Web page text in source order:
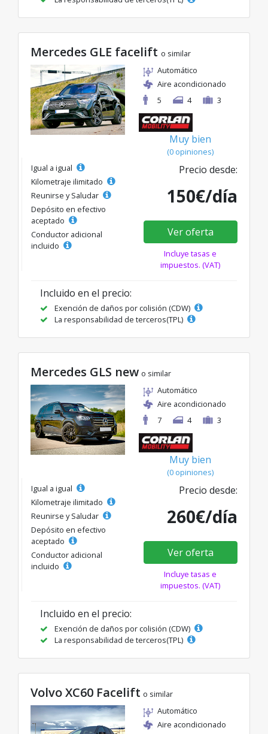
Mercedes GLE facelift o similar
Automático
Aire acondicionado
5
4 3
Muy bien
(0 opiniones)
Igual a igual
Kilometraje ilimitado
Reunirse y Saludar
Depósito en efectivo
aceptado
Conductor adicional
incluido
Precio desde:
150€/día
Ver oferta
Incluye tasas e
impuestos. (VAT)
Incluido en el precio:
Exención de daños por colisión (CDW)
La responsabilidad de terceros(TPL)
Mercedes GLS new o similar
Automático
Aire acondicionado
7
4 3
Muy bien
(0 opiniones)
Igual a igual
Kilometraje ilimitado
Reunirse y Saludar
Depósito en efectivo
aceptado
Conductor adicional
incluido
Precio desde:
260€/día
Ver oferta
Incluye tasas e
impuestos. (VAT)
Incluido en el precio:
Exención de daños por colisión (CDW)
La responsabilidad de terceros(TPL)
Volvo XC60 Facelift o similar
Automático
Aire acondicionado